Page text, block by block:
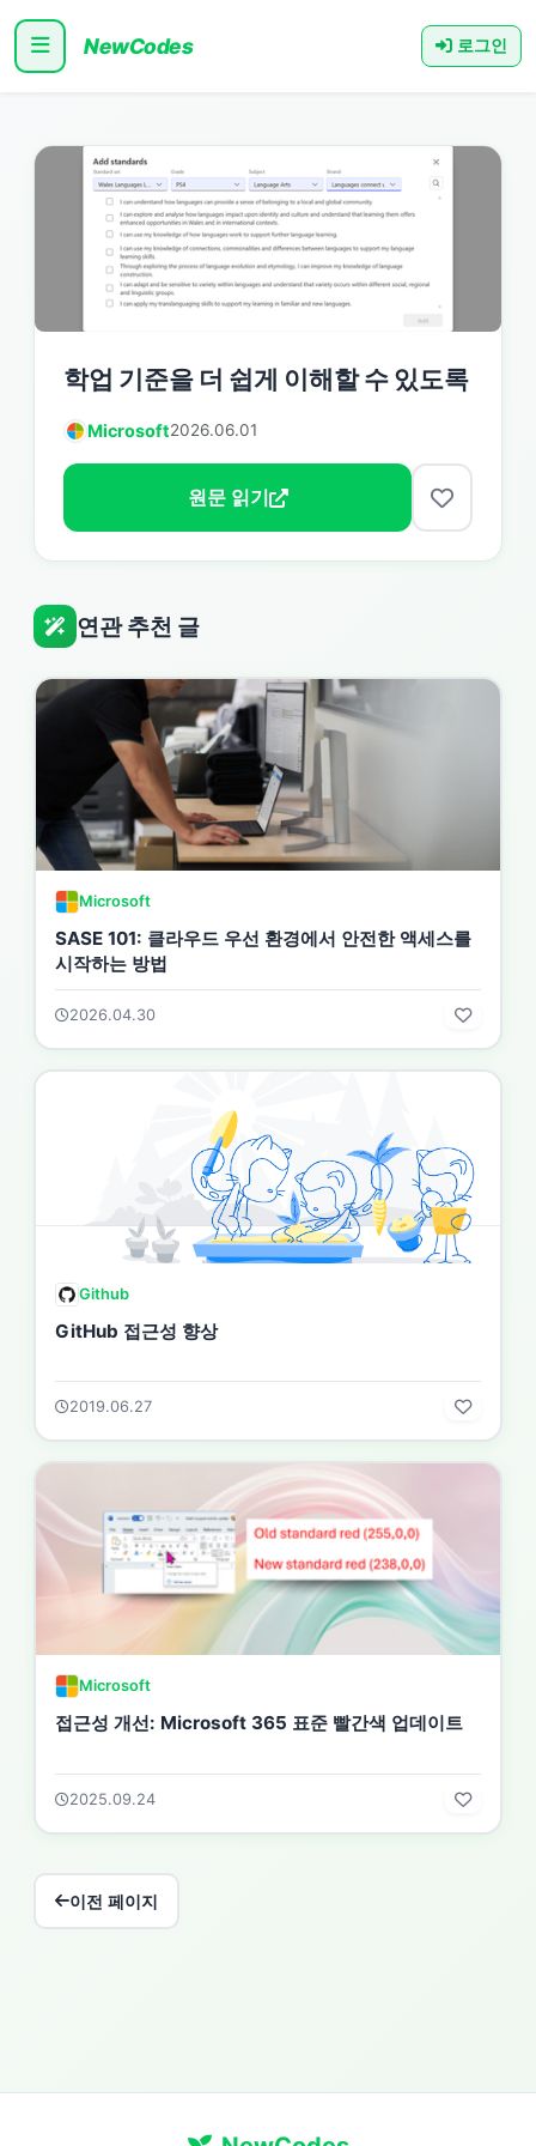
NewCodes 로그인
학업 기준을 더 쉽게 이해할 수 있도록
Microsoft2026.06.01
원문 읽기
연관 추천 글
Microsoft
SASE 101: 클라우드 우선 환경에서 안전한 액세스를
시작하는 방법
2026.04.30
Github
GitHub 접근성 향상
2019.06.27
Microsoft
접근성 개선: Microsoft 365 표준 빨간색 업데이트
2025.09.24
이전 페이지